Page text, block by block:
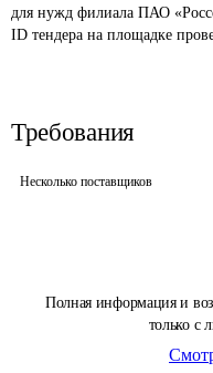
Полная информация и
только с
для нужд филиала ПАО
ID тендера на площадке
Требования
Несколько поставщиков